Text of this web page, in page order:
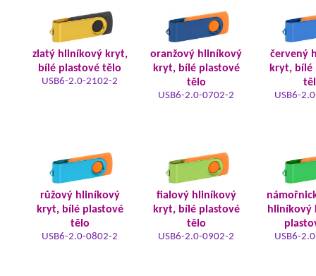
zlatý hliníkový kryt,
bílé plastové tělo
USB6-2.0-2102-2
oranžový hliníkový
kryt, bílé plastové
tělo
USB6-2.0-0702-2
červený
kryt, bílé
USB6-
růžový hliníkový
kryt, bílé plastové
tělo
USB6-2.0-0802-2
fialový hliníkový
kryt, bílé plastové
tělo
USB6-2.0-0902-2
hliníkový
USB6-